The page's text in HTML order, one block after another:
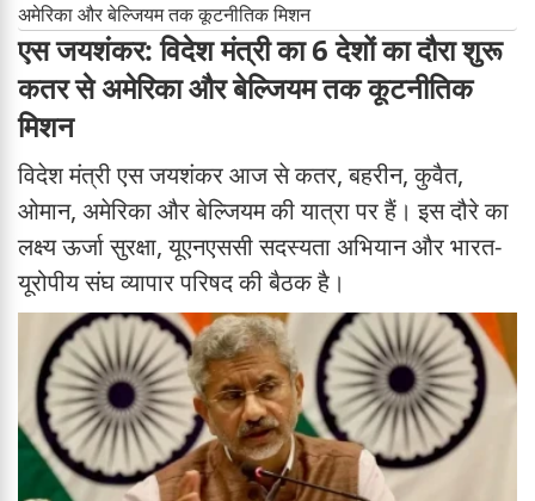
अमेरिका और बेल्जियम तक कूटनीतिक मिशन
एस जयशंकर: विदेश मंत्री का 6 देशों का दौरा शुरू
कतर से अमेरिका और बेल्जियम तक कूटनीतिक
मिशन
विदेश मंत्री एस जयशंकर आज से कतर, बहरीन, कुवैत,
ओमान, अमेरिका और बेल्जियम की यात्रा पर हैं। इस दौरे का
लक्ष्य ऊर्जा सुरक्षा, यूएनएससी सदस्यता अभियान और भारत-
यूरोपीय संघ व्यापार परिषद की बैठक है।